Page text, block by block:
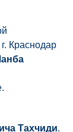
Краснодар
Тахчиди.